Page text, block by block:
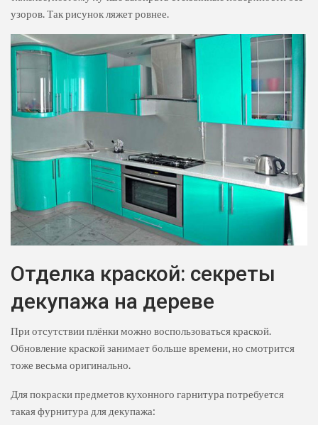
узоров. Так рисунок ляжет ровнее.
Отделка краской: секреты
декупажа на дереве
При отсутствии плёнки можно воспользоваться краской.
Обновление краской занимает больше времени, но смотрится
тоже весьма оригинально.
Для покраски предметов кухонного гарнитура потребуется
такая фурнитура для декупажа: